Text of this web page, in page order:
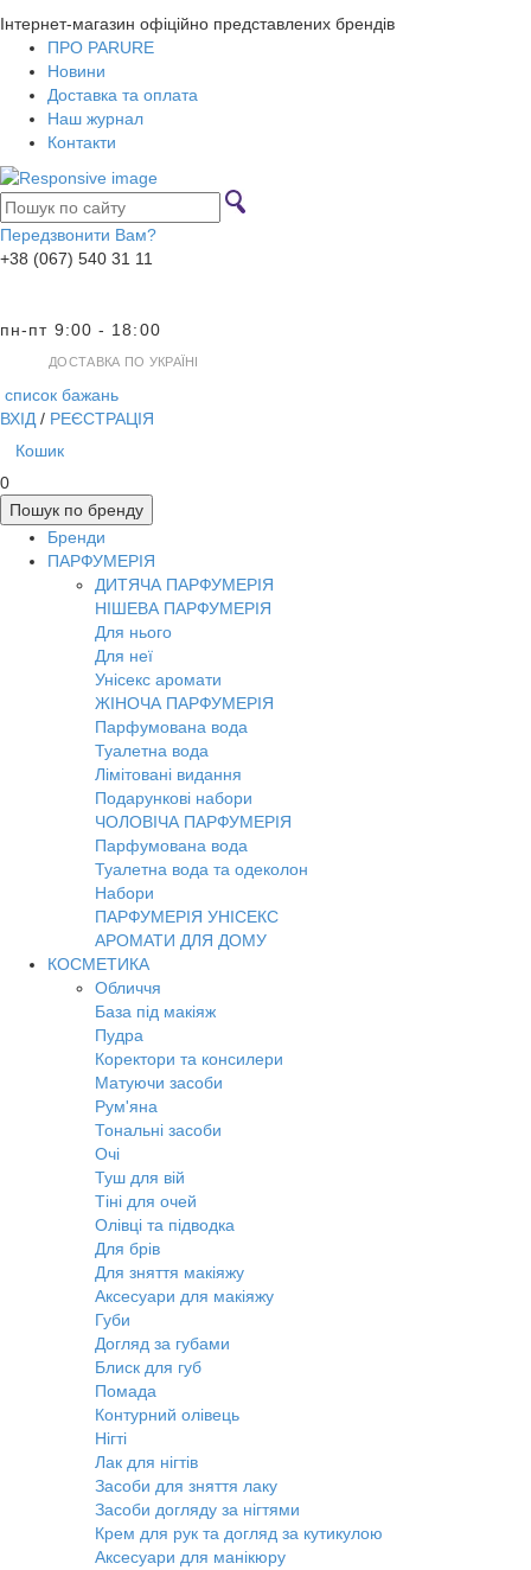
Інтернет-магазин офіційно представлених брендів
ПРО PARURE
Новини
Доставка та оплата
Наш журнал
Контакти
Передзвонити Вам?
+38 (067) 540 31 11
пн-пт 9:00 - 18:00
ДОСТАВКА ПО УКРАЇНІ
список бажань
ВХІД / РЕЄСТРАЦІЯ
Кошик
0
Пошук по бренду
Бренди
ПАРФУМЕРІЯ
ДИТЯЧА ПАРФУМЕРІЯ
НІШЕВА ПАРФУМЕРІЯ
Для нього
Для неї
Унісекс аромати
ЖІНОЧА ПАРФУМЕРІЯ
Парфумована вода
Туалетна вода
Лімітовані видання
Подарункові набори
ЧОЛОВІЧА ПАРФУМЕРІЯ
Парфумована вода
Туалетна вода та одеколон
Набори
ПАРФУМЕРІЯ УНІСЕКС
АРОМАТИ ДЛЯ ДОМУ
КОСМЕТИКА
Обличчя
База під макіяж
Пудра
Коректори та консилери
Матуючи засоби
Рум'яна
Тональні засоби
Очі
Туш для вій
Тіні для очей
Олівці та підводка
Для брів
Для зняття макіяжу
Аксесуари для макіяжу
Губи
Догляд за губами
Блиск для губ
Помада
Контурний олівець
Нігті
Лак для нігтів
Засоби для зняття лаку
Засоби догляду за нігтями
Крем для рук та догляд за кутикулою
Аксесуари для манікюру